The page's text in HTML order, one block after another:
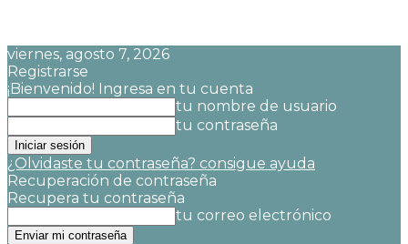
viernes, agosto 7, 2026
Registrarse
¡Bienvenido! Ingresa en tu cuenta
tu nombre de usuario
tu contraseña
¿Olvidaste tu contraseña? consigue ayuda
Recuperación de contraseña
Recupera tu contraseña
tu correo electrónico